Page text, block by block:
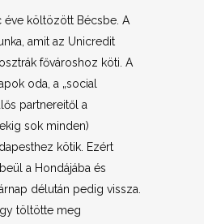
éve költözött Bécsbe. A
amit az Unicredit
fővároshoz köti. A
oda, a „social
partnereitől a
sok minden)
kötik. Ezért
a Hondájába és
délután pedig vissza.
töltötte meg